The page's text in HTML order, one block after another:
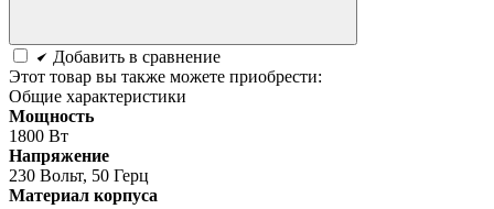
Добавить в сравнение
Этот товар вы также можете приобрести:
Общие характеристики
Мощность
1800 Вт
Напряжение
230 Вольт, 50 Герц
Материал корпуса